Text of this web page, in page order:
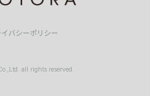
バシーポリシー
all rights reserved.